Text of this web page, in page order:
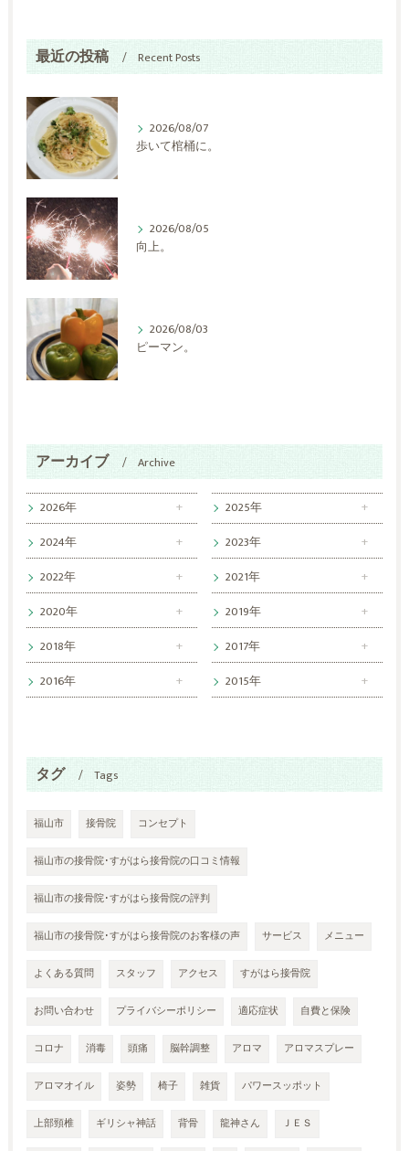
最近の投稿 Recent Posts
2026/08/07
歩いて棺桶に。
2026/08/05
向上。
2026/08/03
ピーマン。
アーカイブ Archive
2026年
2025年
2024年
2023年
2022年
2021年
2020年
2019年
2018年
2017年
2016年
2015年
タグ Tags
福山市 接骨院 コンセプト
福山市の接骨院･すがはら接骨院の口コミ情報
福山市の接骨院･すがはら接骨院の評判
福山市の接骨院･すがはら接骨院のお客様の声 サービス メニュー
よくある質問 スタッフ アクセス すがはら接骨院
お問い合わせ プライバシーポリシー 適応症状 自費と保険
コロナ 消毒 頭痛 脳幹調整 アロマ アロマスプレー
アロマオイル 姿勢 椅子 雑貨 パワースッポット
上部頸椎 ギリシャ神話 背骨 龍神さん ＪＥＳ